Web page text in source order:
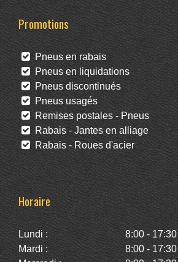
Promotions
Pneus en rabais
Pneus en liquidations
Pneus discontinués
Pneus usagés
Remises postales - Pneus
Rabais - Jantes en alliage
Rabais - Roues d'acier
Horaire
Lundi :
8:00 - 17:30
Mardi :
8:00 - 17:30